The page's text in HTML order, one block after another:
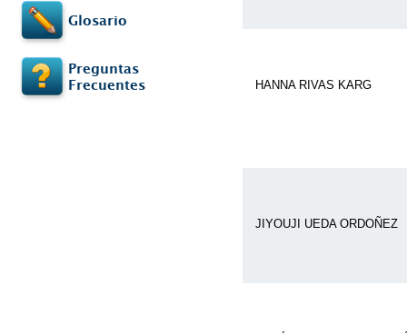
Glosario
Preguntas
Frecuentes
HANNA RIVAS KARG
JIYOUJI UEDA ORDOÑEZ